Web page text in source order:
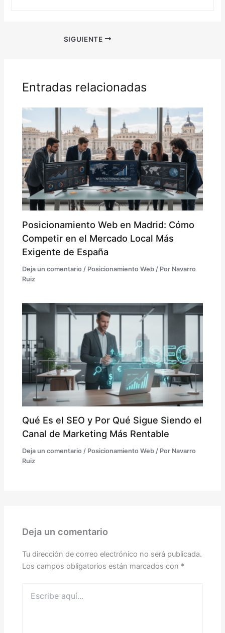
SIGUIENTE
Entradas relacionadas
Posicionamiento Web en Madrid: Cómo
Competir en el Mercado Local Más
Exigente de España
Deja un comentario / Posicionamiento Web / Por Navarro
Ruiz
Qué Es el SEO y Por Qué Sigue Siendo el
Canal de Marketing Más Rentable
Deja un comentario / Posicionamiento Web / Por Navarro
Ruiz
Deja un comentario
Tu dirección de correo electrónico no será publicada.
Los campos obligatorios están marcados con *
aquí...